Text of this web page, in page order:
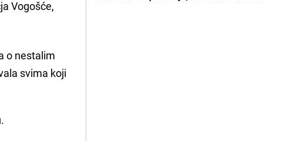
Vogošće,
o nestalim
svima koji